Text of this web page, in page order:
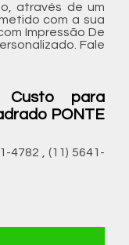
através de um
com a sua
Impressão De
Fale
Custo para
PONTE
4782 ,(11) 5641-